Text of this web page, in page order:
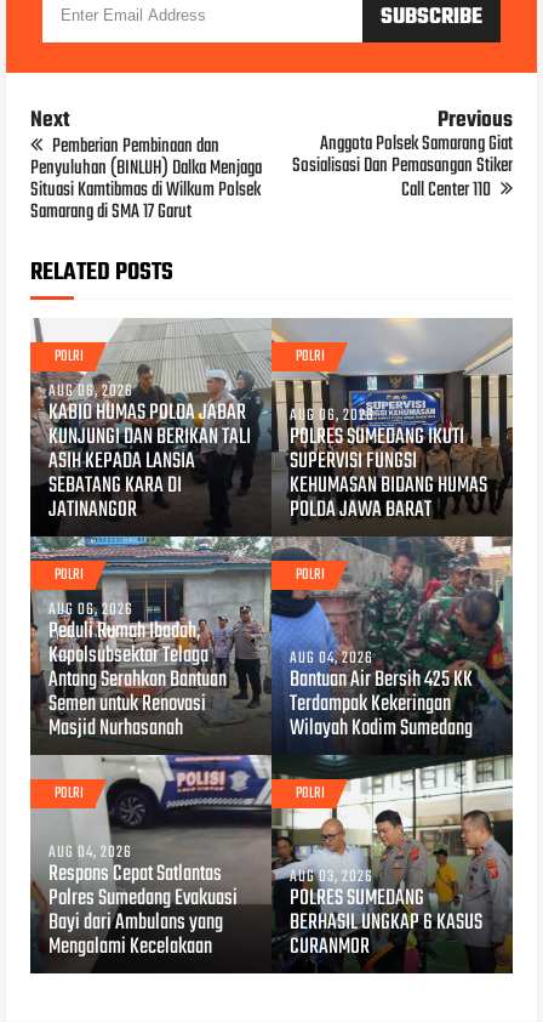
Next
Pemberian Pembinaan dan
Penyuluhan (BINLUH) Dalka Menjaga
Situasi Kamtibmas di Wilkum Polsek
Samarang di SMA 17 Garut
Previous
Anggota Polsek Samarang Giat
Sosialisasi Dan Pemasangan Stiker
Call Center 110
RELATED POSTS
POLRI
AUG 06, 2026
KABID HUMAS POLDA JABAR
KUNJUNGI DAN BERIKAN TALI
ASIH KEPADA LANSIA
SEBATANG KARA DI
JATINANGOR
POLRI
AUG 06, 2026
POLRES SUMEDANG IKUTI
SUPERVISI FUNGSI
KEHUMASAN BIDANG HUMAS
POLDA JAWA BARAT
POLRI
AUG 06, 2026
Peduli Rumah Ibadah,
Kapolsubsektor Telaga
Antang Serahkan Bantuan
Semen untuk Renovasi
Masjid Nurhasanah
POLRI
AUG 04, 2026
Bantuan Air Bersih 425 KK
Terdampak Kekeringan
Wilayah Kodim Sumedang
POLRI
AUG 04, 2026
Respons Cepat Satlantas
Polres Sumedang Evakuasi
Bayi dari Ambulans yang
Mengalami Kecelakaan
POLRI
AUG 03, 2026
POLRES SUMEDANG
BERHASIL UNGKAP 6 KASUS
CURANMOR